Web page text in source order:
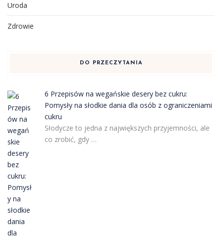
Uroda
Zdrowie
DO PRZECZYTANIA
6 Przepisów na wegańskie desery bez cukru:
Pomysły na słodkie dania dla osób z ograniczeniami
cukru
Słodycze to jedna z największych przyjemności, ale
co zrobić, gdy …